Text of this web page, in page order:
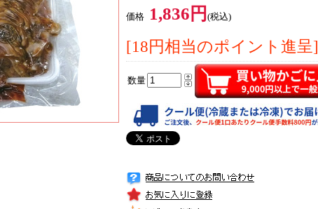
価格 1,836円 (税込)
[18円相当のポイント進呈]
数量